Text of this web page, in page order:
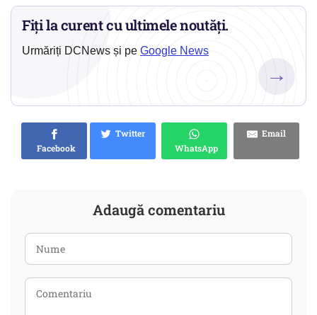
Fiți la curent cu ultimele noutăți.
Urmăriți DCNews și pe Google News
→
Facebook
Twitter
WhatsApp
Email
Adaugă comentariu